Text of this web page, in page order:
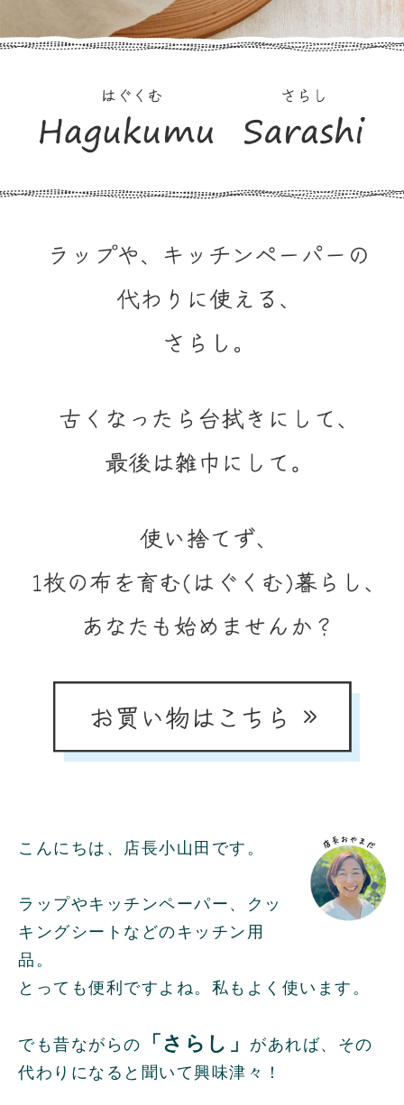
こんにちは、店長小山田です。
ラップやキッチンペーパー、クッ
キングシートなどのキッチン用
品。
とっても便利ですよね。私もよく使います。
でも昔ながらの 「さらし」
があれば、その
代わりになると聞いて興味津々！